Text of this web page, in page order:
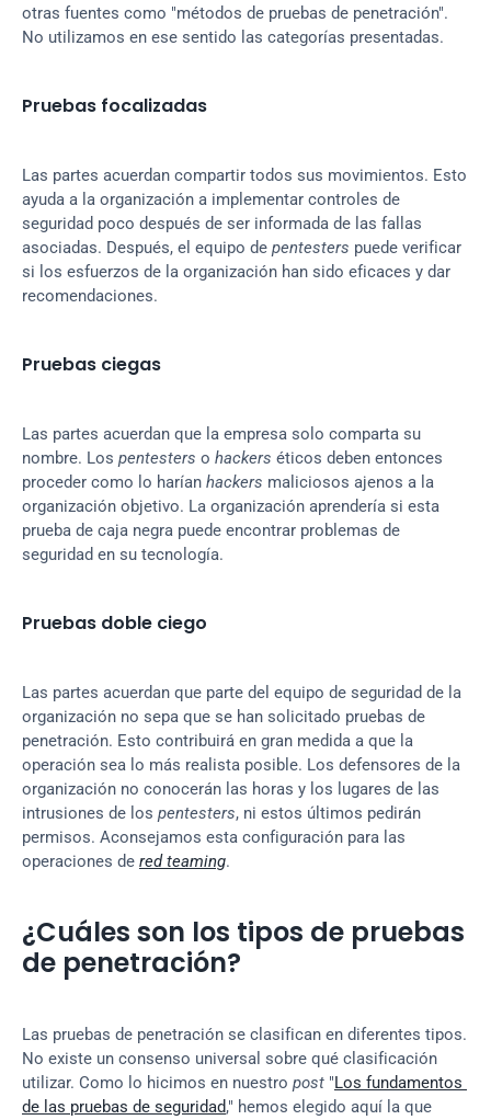
otras fuentes como "métodos de pruebas de penetración".
No utilizamos en ese sentido las categorías presentadas.
Pruebas focalizadas
Las partes acuerdan compartir todos sus movimientos. Esto
ayuda a la organización a implementar controles de
seguridad poco después de ser informada de las fallas
asociadas. Después, el equipo de pentesters puede verificar
si los esfuerzos de la organización han sido eficaces y dar
recomendaciones.
Pruebas ciegas
Las partes acuerdan que la empresa solo comparta su
nombre. Los pentesters o hackers éticos deben entonces
proceder como lo harían hackers maliciosos ajenos a la
organización objetivo. La organización aprendería si esta
prueba de caja negra puede encontrar problemas de
seguridad en su tecnología.
Pruebas doble ciego
Las partes acuerdan que parte del equipo de seguridad de la
organización no sepa que se han solicitado pruebas de
penetración. Esto contribuirá en gran medida a que la
operación sea lo más realista posible. Los defensores de la
organización no conocerán las horas y los lugares de las
intrusiones de los pentesters, ni estos últimos pedirán
permisos. Aconsejamos esta configuración para las
operaciones de red teaming.
¿Cuáles son los tipos de pruebas
de penetración?
Las pruebas de penetración se clasifican en diferentes tipos.
No existe un consenso universal sobre qué clasificación
utilizar. Como lo hicimos en nuestro post "Los fundamentos
de las pruebas de seguridad," hemos elegido aquí la que